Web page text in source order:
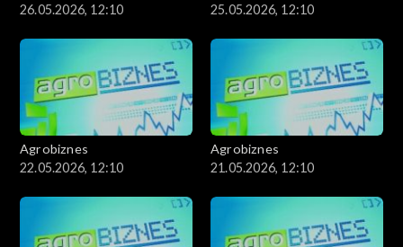
26.05.2026, 12:10
25.05.2026, 12:10
Agrobiznes
22.05.2026, 12:10
Agrobiznes
21.05.2026, 12:10